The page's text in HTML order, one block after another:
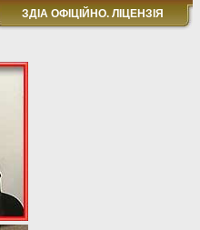
ЗДІА ОФІЦІЙНО. ЛІЦЕНЗІЯ